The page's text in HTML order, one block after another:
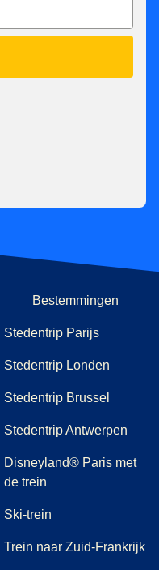
Bestemmingen
Stedentrip Parijs
Stedentrip Londen
Stedentrip Brussel
Stedentrip Antwerpen
Disneyland® Paris met
de trein
Ski-trein
Trein naar Zuid-Frankrijk